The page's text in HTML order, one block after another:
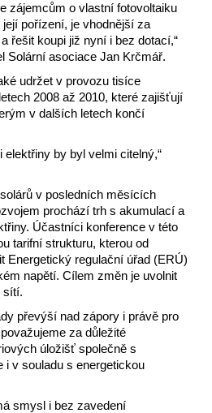
zájemcům o vlastní fotovoltaiku
pořízení, je vhodnější za
řešit koupi již nyní i bez dotací,“
Solární asociace Jan Krčmář.
udržet v provozu tisíce
2008 až 2010, které zajišťují
v dalších letech končí
by byl velmi citelný,“
v posledních měsících
prochází trh s akumulací a
Účastníci konference v této
tarifní strukturu, kterou od
Energetický regulační úřad (ERÚ)
napětí. Cílem změn je uvolnit
sítí.
převýší nad zápory i právě pro
za důležité
úložišť společně s
i v souladu s energetickou
smysl i bez zavedení